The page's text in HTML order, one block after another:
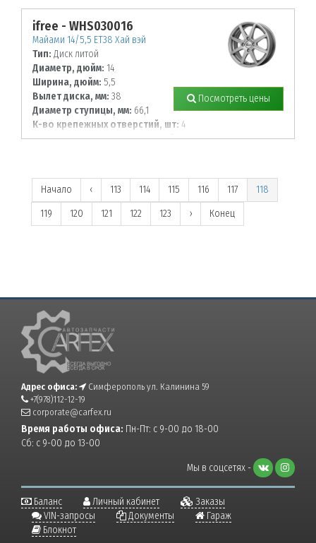
114,3
ifree - WHS030016
Майами 14/5,5 ET38 Хай вэй
Тип: Диск литой
Диаметр, дюйм: 14
Ширина, дюйм: 5,5
Вылет диска, мм: 38
Диаметр ступицы, мм: 66,1
К-во крепежных отверстий, шт: 4
Диаметр располож. отверстий, мм:
Посмотреть цены
Начало ‹ 113 114 115 116 117
118
119
120 121 122 123 › Конец
Адрес офиса:
Симферополь ул. Калинина 59
+7(978)112-12-19
corporate@carfex.ru
Время работы офиса: Пн-Пт: с 9-00 до 18-00
Сб: с 9-00 до 13-00
Мы в соцсетях -
Баланс Личный кабинет
Заказы
VIN-запросы
Документы
Гараж
Блокнот